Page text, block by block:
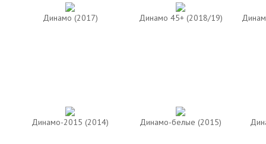
Динамо (2017) Динамо 45+ (2018/19)
Динамо-2015 (2014) Динамо-белые (2015)